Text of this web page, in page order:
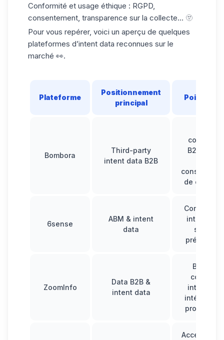
Conformité et usage éthique : RGPD,
consentement, transparence sur la collecte… 🫥
Pour vous repérer, voici un aperçu de quelques
plateformes d’intent data reconnues sur le
marché 👀.
Plateforme
Positionnement
principal
Points
Bombora
Third-party
intent data B2B
B2B,
de
6sense
ABM & intent
data
intent
scoring
prédictif
ZoomInfo
Data B2B &
intent data
Base de
contacts,
intent
intégrée à
Accent mis